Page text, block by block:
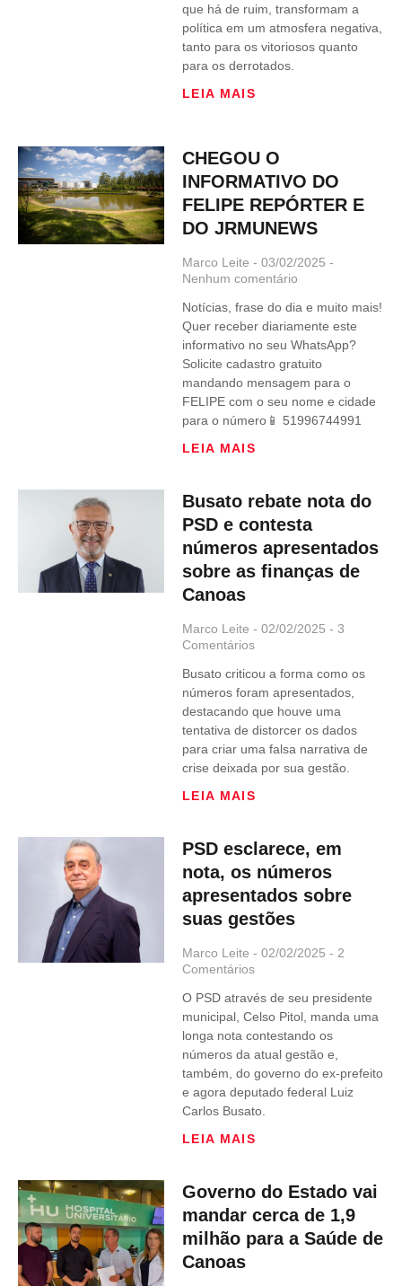
que há de ruim, transformam a
política em um atmosfera negativa,
tanto para os vitoriosos quanto
para os derrotados.
LEIA MAIS
CHEGOU O
INFORMATIVO DO
FELIPE REPÓRTER E
DO JRMUNEWS
Marco Leite 03/02/2025
Nenhum comentário
Notícias, frase do dia e muito mais!
Quer receber diariamente este
informativo no seu WhatsApp?
Solicite cadastro gratuito
mandando mensagem para o
FELIPE com o seu nome e cidade
para o número📱 51996744991
LEIA MAIS
Busato rebate nota do
PSD e contesta
números apresentados
sobre as finanças de
Canoas
Marco Leite 02/02/2025 3
Comentários
Busato criticou a forma como os
números foram apresentados,
destacando que houve uma
tentativa de distorcer os dados
para criar uma falsa narrativa de
crise deixada por sua gestão.
LEIA MAIS
PSD esclarece, em
nota, os números
apresentados sobre
suas gestões
Marco Leite 02/02/2025
2
Comentários
O PSD através de seu presidente
municipal, Celso Pitol, manda uma
longa nota contestando os
números da atual gestão e,
também, do governo do ex-prefeito
e agora deputado federal Luiz
Carlos Busato.
LEIA MAIS
Governo do Estado vai
mandar cerca de 1,9
milhão para a Saúde de
Canoas